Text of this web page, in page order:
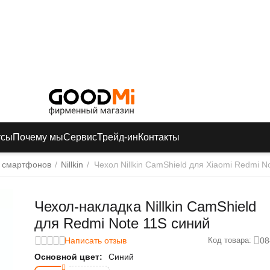
Почему мыСервисТрейд-инКонтакты
/ Nillkin / Чехол Nillkin CamShield для Xiaomi Redmi
Чехол-накладка Nillkin CamShield
для Redmi Note 11S синий
Написать отзыв Код товара:
Основной цвет:
Синий